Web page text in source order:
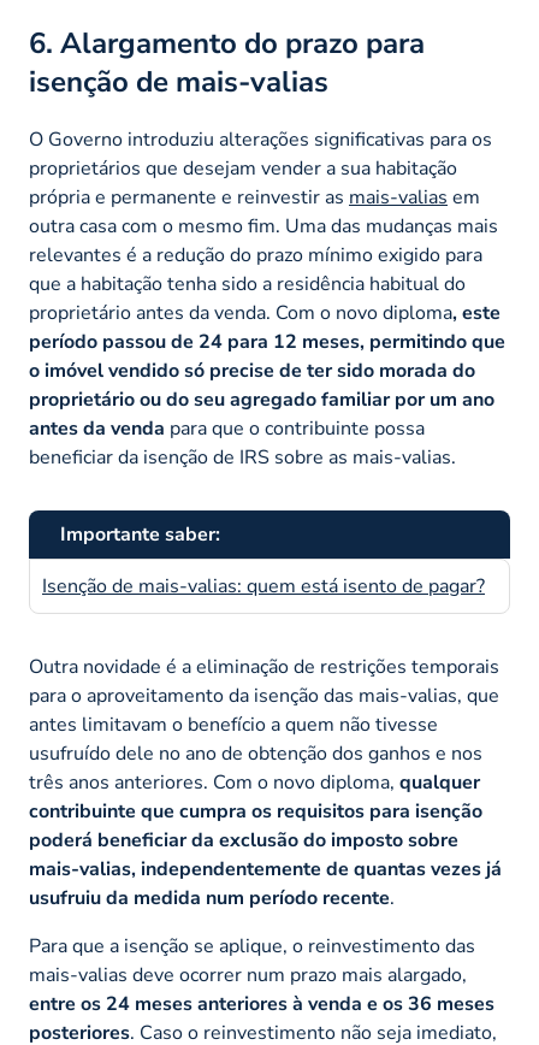
6. Alargamento do prazo para
isenção de mais-valias
O Governo introduziu alterações significativas para os
proprietários que desejam vender a sua habitação
própria e permanente e reinvestir as mais-valias em
outra casa com o mesmo fim. Uma das mudanças mais
relevantes é a redução do prazo mínimo exigido para
que a habitação tenha sido a residência habitual do
proprietário antes da venda. Com o novo diploma, este
período passou de 24 para 12 meses, permitindo que
o imóvel vendido só precise de ter sido morada do
proprietário ou do seu agregado familiar por um ano
antes da venda para que o contribuinte possa
beneficiar da isenção de IRS sobre as mais-valias.
Importante saber:
Isenção de mais-valias: quem está isento de pagar?
Outra novidade é a eliminação de restrições temporais
para o aproveitamento da isenção das mais-valias, que
antes limitavam o benefício a quem não tivesse
usufruído dele no ano de obtenção dos ganhos e nos
três anos anteriores. Com o novo diploma, qualquer
contribuinte que cumpra os requisitos para isenção
poderá beneficiar da exclusão do imposto sobre
mais-valias, independentemente de quantas vezes já
usufruiu da medida num período recente.
Para que a isenção se aplique, o reinvestimento das
mais-valias deve ocorrer num prazo mais alargado,
entre os 24 meses anteriores à venda e os 36 meses
posteriores. Caso o reinvestimento não seja imediato,